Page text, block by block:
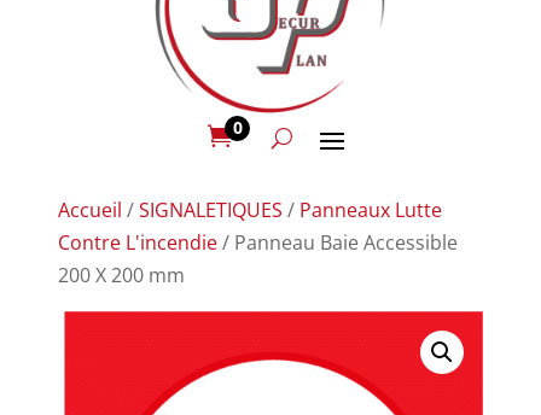
0
Accueil /SIGNALETIQUES / Panneaux Lutte
Contre L'incendie/ Panneau Baie Accessible
200 X 200 mm